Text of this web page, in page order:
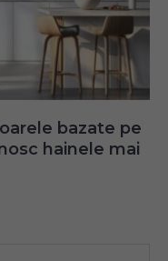
bazate pe
hainele mai